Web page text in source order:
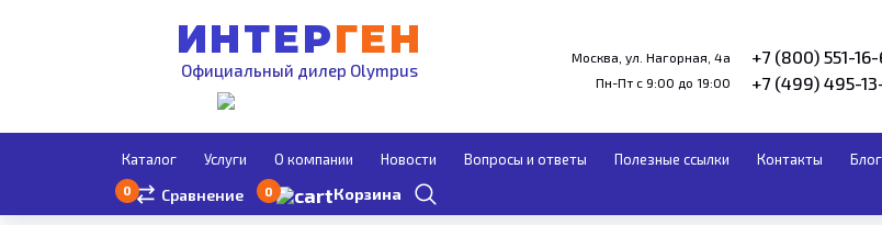
ИНТЕРГЕН
Официальный дилер Olympus
Москва, ул. Нагорная, 4а
Пн-Пт с 9:00 до 19:00
+7 (800) 551-
+7 (499) 495-
Каталог Услуги О компании Новости Вопросы и ответы Полезные ссылки Контакты Блог
0 Сравнение 0 Корзина